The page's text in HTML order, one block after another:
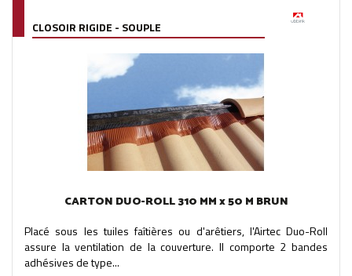
CLOSOIR RIGIDE - SOUPLE
CARTON DUO-ROLL 310 MM x 50 M BRUN
Placé sous les tuiles faîtières ou d'arêtiers, l'Airtec Duo-Roll
assure la ventilation de la couverture. Il comporte 2 bandes
adhésives de type...